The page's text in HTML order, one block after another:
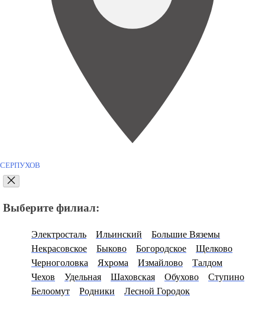
СЕРПУХОВ
Выберите филиал:
Электросталь Ильинский
Большие Вяземы
Некрасовское
Быково Богородское
Щелково
Черноголовка
Яхрома Измайлово
Талдом
Чехов
Удельная Шаховская Обухово
Ступино
Белоомут
Родники Лесной Городок